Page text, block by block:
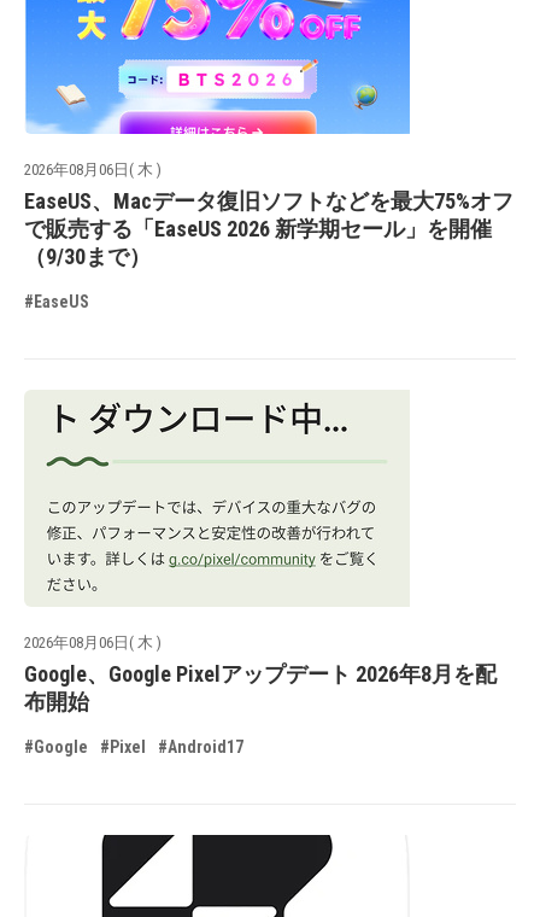
2026年08月06日( 木 )
EaseUS、Macデータ復旧ソフトなどを最大75%オフ
で販売する「EaseUS 2026 新学期セール」を開催
（9/30まで）
#EaseUS
2026年08月06日( 木 )
Google、Google Pixelアップデート 2026年8月を配
布開始
#Google #Pixel #Android17